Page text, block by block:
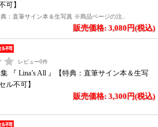
可】
：直筆サイン本＆生写真 ※商品ページの注..
販売価格: 3,080円(税込)
レビュー0件
『 Lina’s All 』【特典：直筆サイン本＆生写
ル不可】
販売価格: 3,300円(税込)